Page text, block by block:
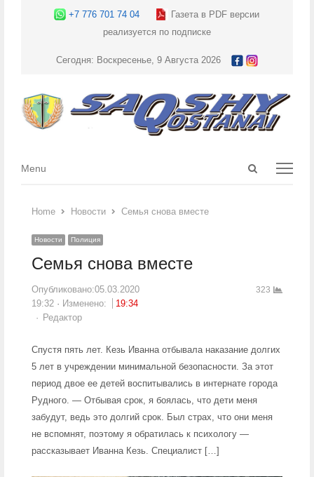
+7 776 701 74 04
Газета в PDF версии
реализуется по подписке
Сегодня: Воскресенье, 9 Августа 2026
Open
Menu
Menu
Home Новости Семья снова вместе
Новости Полиция
Семья снова вместе
Опубликовано:05.03.2020
19:32
Изменено:
19:34
Author
Редактор
323
Спустя пять лет. Кезь Иванна отбывала наказание долгих
5 лет в учреждении минимальной безопасности. За этот
период двое ее детей воспитывались в интернате города
Рудного. — Отбывая срок, я боялась, что дети меня
забудут, ведь это долгий срок. Был страх, что они меня
не вспомнят, поэтому я обратилась к психологу —
рассказывает Иванна Кезь. Специалист […]